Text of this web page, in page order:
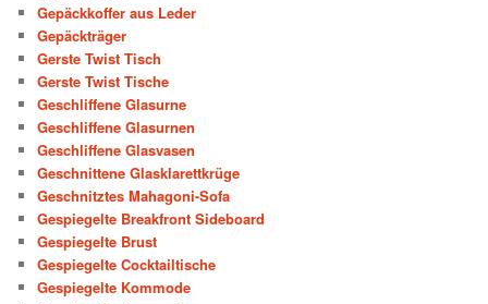
Gepäckkoffer aus Leder
Gepäckträger
Gerste Twist Tisch
Gerste Twist Tische
Geschliffene Glasurne
Geschliffene Glasurnen
Geschliffene Glasvasen
Geschnittene Glasklarettkrüge
Geschnitztes Mahagoni-Sofa
Gespiegelte Breakfront Sideboard
Gespiegelte Brust
Gespiegelte Cocktailtische
Gespiegelte Kommode